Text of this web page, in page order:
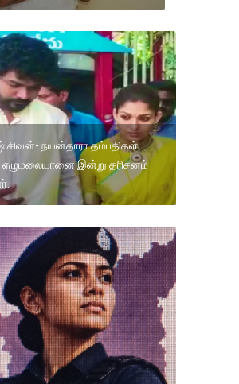
சிவன்- நயன்தாரா தம்பதிகள்
ஏழுமலையானை இன்று தரிசனம்